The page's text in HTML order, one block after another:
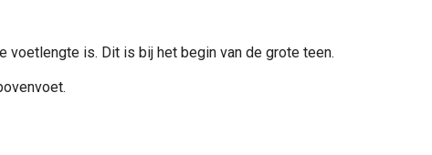
is. Dit is bij het begin van de grote teen.